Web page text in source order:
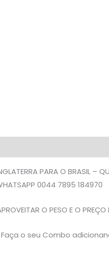
PARA O BRASIL –
0044 7895 184970
O PESO E O PREÇO
o seu Combo